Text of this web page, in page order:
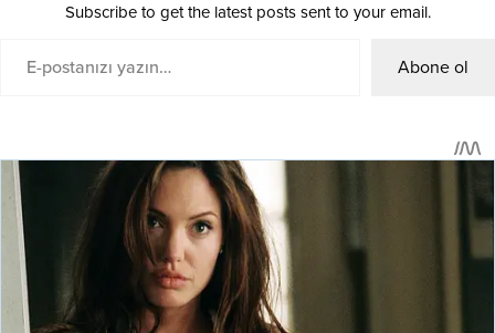
Subscribe to get the latest posts sent to your email.
Abone ol